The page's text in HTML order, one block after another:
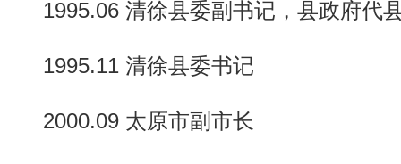
1995.06 清徐县委副书记，县政府代
1995.11 清徐县委书记
2000.09 太原市副市长